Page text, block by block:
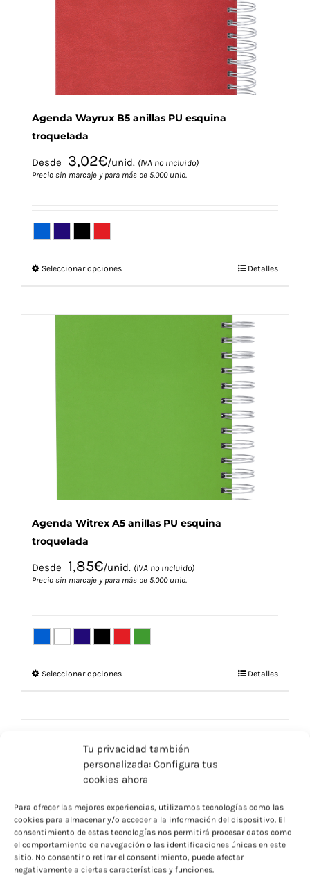
Tu privacidad también
personalizada: Configura tus
cookies ahora
Para ofrecer las mejores experiencias, utilizamos tecnologías como las
cookies para almacenar y/o acceder a la información del dispositivo. El
consentimiento de estas tecnologías nos permitirá procesar datos como
el comportamiento de navegación o las identificaciones únicas en este
sitio. No consentir o retirar el consentimiento, puede afectar
negativamente a ciertas características y funciones.
Agenda Wayrux B5 anillas PU esquina
troquelada
Desde 3,02€/unid. (IVA no incluido)
Precio sin marcaje y para más de 5.000 unid.
Seleccionar opcionesEste
múltiples
Detalles
Agenda Witrex A5 anillas PU esquina
troquelada
Desde 1,85€/unid. (IVA no incluido)
Precio sin marcaje y para más de 5.000 unid.
Seleccionar opcionesEste
Las
opciones
se
elegir
en
la
página
de
Detalles